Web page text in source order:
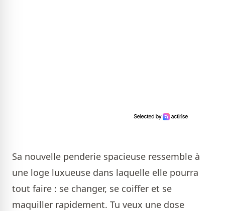
Sa nouvelle penderie spacieuse ressemble à
une loge luxueuse dans laquelle elle pourra
tout faire : se changer, se coiffer et se
maquiller rapidement. Tu veux une dose